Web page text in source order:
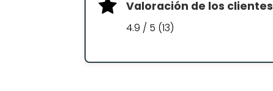
Valoración de los clientes
4.9 / 5 (13)